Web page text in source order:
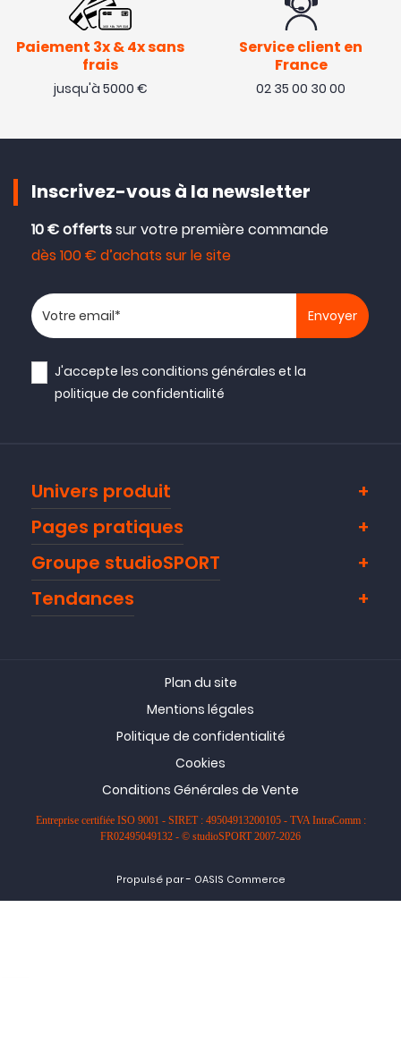
Paiement 3x & 4x sans
frais
jusqu'à 5000 €
Service client en
France
02 35 00 30 00
Inscrivez-vous à la newsletter
10 € offertssur votre première commande
dès 100 € d’achats sur le site
Votre adresse email
J'accepte lesconditions générales et la
politique de confidentialité
Univers produit
Pages pratiques
Groupe studioSPORT
Tendances
Plan du site
Mentions légales
Politique de confidentialité
Cookies
Conditions Générales de Vente
Entreprise certifiée ISO 9001 - SIRET : 49504913200105 - TVA IntraComm :
FR02495049132 - © studioSPORT 2007-2026
Propulsé par- OASIS Commerce